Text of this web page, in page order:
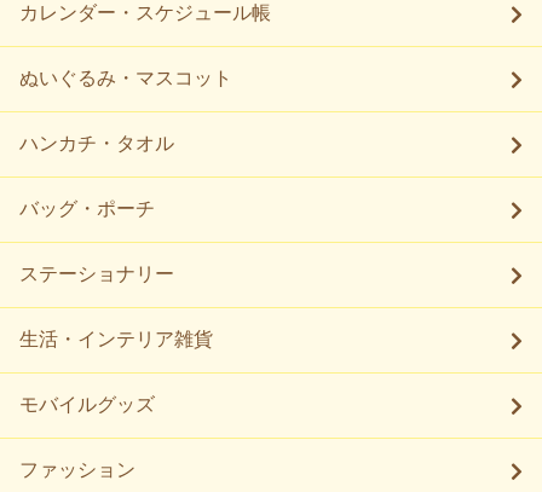
カレンダー・スケジュール帳
ぬいぐるみ・マスコット
ハンカチ・タオル
バッグ・ポーチ
ステーショナリー
生活・インテリア雑貨
モバイルグッズ
ファッション